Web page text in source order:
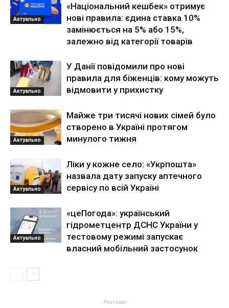
Актуально
«Національний кешбек» отримує
нові правила: єдина ставка 10%
замінюється на 5% або 15%,
залежно від категорії товарів
Актуально
У Данії повідомили про нові
правила для біженців: кому можуть
відмовити у прихистку
Актуально
Майже три тисячі нових сімей було
створено в Україні протягом
минулого тижня
Актуально
Ліки у кожне село: «Укрпошта»
назвала дату запуску аптечного
сервісу по всій Україні
Актуально
«цеПогода»: український
гідрометцентр ДСНС України у
тестовому режимі запускає
власний мобільний застосунок
- Реклама -